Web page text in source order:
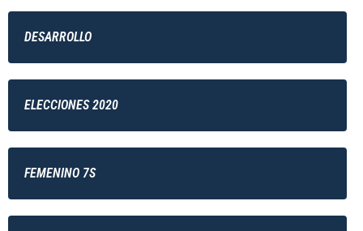
DESARROLLO
ELECCIONES 2020
FEMENINO 7S